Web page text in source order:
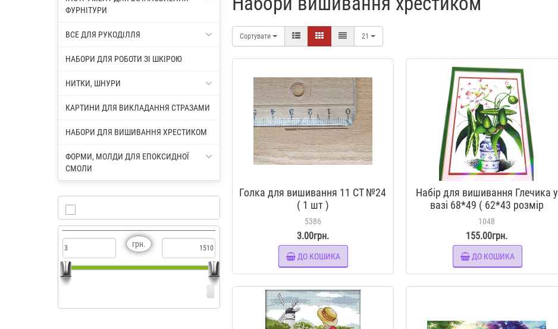
ФУРНІТУРИ
ВСЕ ДЛЯ РУКОДІЛЛЯ
НАБОРИ ДЛЯ РОБОТИ ЗІ ШКІРОЮ
НИТКИ, ШНУРИ
КАРТИНИ ДЛЯ ВИКЛАДАННЯ СТРАЗАМИ
НАБОРИ ДЛЯ ВИШИВАННЯ ХРЕСТИКОМ
ФОРМИ, МОЛДИ ДЛЯ ЕПОКСИДНОЇ
СМОЛИ
грн.
Сортувати 21
Голка для вишивання 11 СТ №24
( 1 шт )
5386
3.00грн.
ДО КОШИКА
Набір для вишивання Глечика у
вазі 68*49 ( 62*43 розмір
картини)
1048
155.00грн.
ДО КОШИКА